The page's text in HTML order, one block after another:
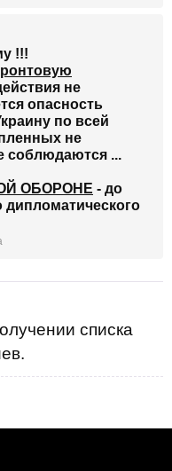
!!!
не
опасность
по всей
не
соблюдаются ...
ОБОРОНЕ - до
дипломатического
списка